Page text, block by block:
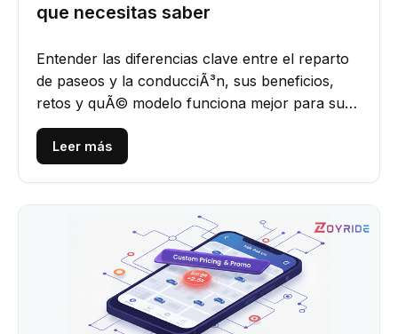
que necesitas saber
Entender las diferencias clave entre el reparto
de paseos y la conducciÃ³n, sus beneficios,
retos y quÃ© modelo funciona mejor para su
negocio de taxis.
Leer más